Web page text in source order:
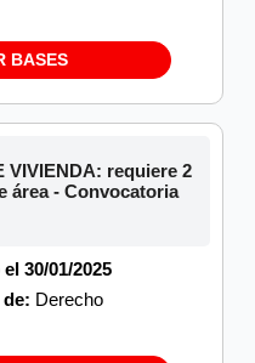
BASES
VIVIENDA: requiere 2
área - Convocatoria
30/01/2025
Derecho